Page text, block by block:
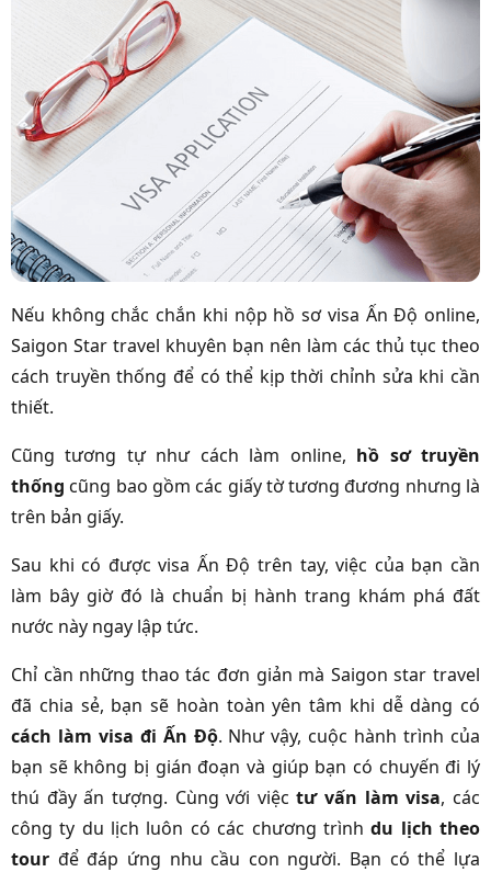
Nếu không chắc chắn khi nộp hồ sơ visa Ấn Độ online,
Saigon Star travel khuyên bạn nên làm các thủ tục theo
cách truyền thống để có thể kịp thời chỉnh sửa khi cần
thiết.
Cũng tương tự như cách làm online, hồ sơ truyền
thống cũng bao gồm các giấy tờ tương đương nhưng là
trên bản giấy.
Sau khi có được visa Ấn Độ trên tay, việc của bạn cần
làm bây giờ đó là chuẩn bị hành trang khám phá đất
nước này ngay lập tức.
Chỉ cần những thao tác đơn giản mà Saigon star travel
đã chia sẻ, bạn sẽ hoàn toàn yên tâm khi dễ dàng có
cách làm visa đi Ấn Độ. Như vậy, cuộc hành trình của
bạn sẽ không bị gián đoạn và giúp bạn có chuyến đi lý
thú đầy ấn tượng. Cùng với việctư vấn làm visa, các
công ty du lịch luôn có các chương trìnhdu lịch theo
tour để đáp ứng nhu cầu con người. Bạn có thể lựa